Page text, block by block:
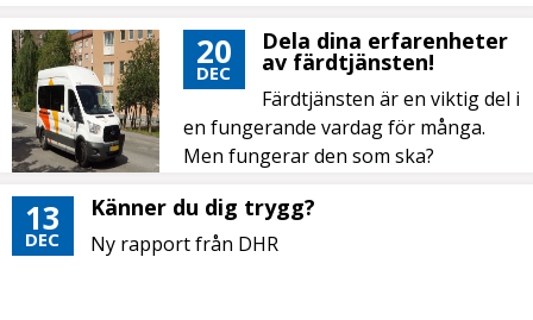
20
DEC
Dela dina erfarenheter
av färdtjänsten!
Färdtjänsten är en viktig del i
en fungerande vardag för många.
Men fungerar den som ska?
13
DEC
Känner du dig trygg?
Ny rapport från DHR